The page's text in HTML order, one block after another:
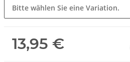
Bitte wählen Sie eine Variation.
13,95 €